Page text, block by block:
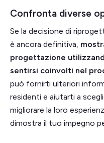
Confronta diverse
Se la decisione di
è ancora definitiva,
progettazione
sentirsi coinvolti nel
può fornirti ulteriori
residenti e aiutarti a
migliorare la loro
dimostra il tuo impegno